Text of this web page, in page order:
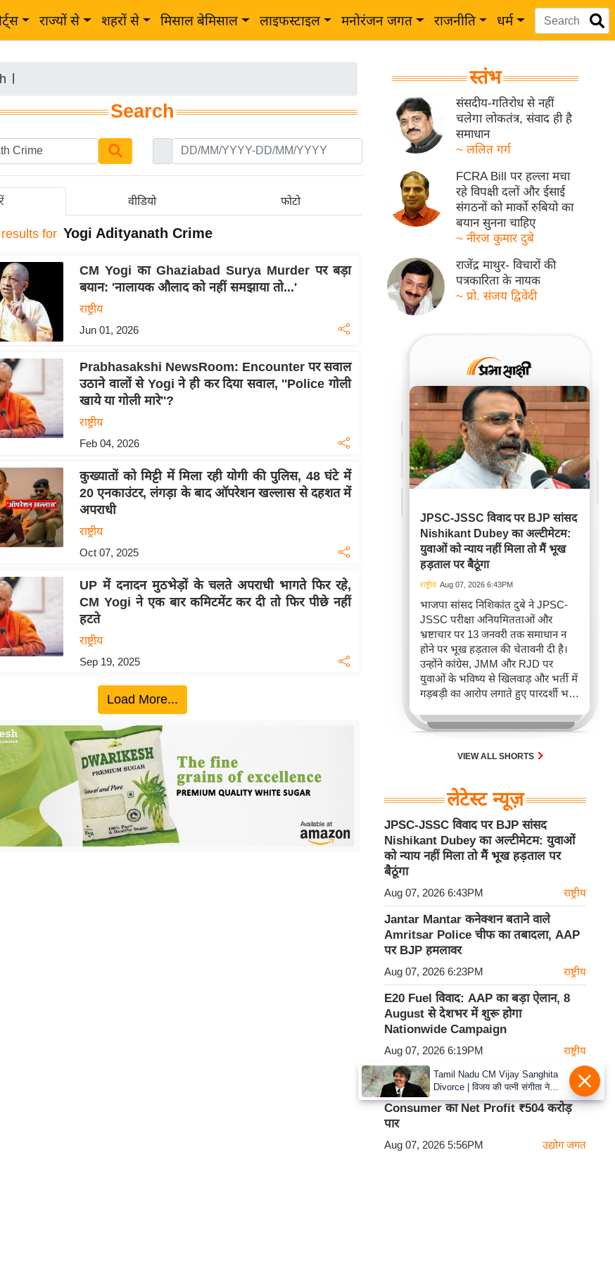
राज्यों से शहरों से मिसाल बेमिसाल लाइफस्टाइल मनोरंजन जगत राजनीति धर्म
Search
वीडियो फोटो
for Yogi Adityanath Crime
CM Yogi का Ghaziabad Surya Murder पर बड़ा
बयान: 'नालायक औलाद को नहीं समझाया तो...'
राष्ट्रीय
Jun 01, 2026
Prabhasakshi NewsRoom: Encounter पर सवाल
उठाने वालों से Yogi ने ही कर दिया सवाल, ''Police गोली
खाये या गोली मारे''?
राष्ट्रीय
Feb 04, 2026
कुख्यातों को मिट्टी में मिला रही योगी की पुलिस, 48 घंटे में
20 एनकाउंटर, लंगड़ा के बाद ऑपरेशन खल्लास से दहशत में
अपराधी
राष्ट्रीय
Oct 07, 2025
UP में दनादन मुठभेड़ों के चलते अपराधी भागते फिर रहे,
CM Yogi ने एक बार कमिटमेंट कर दी तो फिर पीछे नहीं
हटते
राष्ट्रीय
Sep 19, 2025
Load More...
स्तंभ
संसदीय-गतिरोध से नहीं
चलेगा लोकतंत्र, संवाद ही है
समाधान
~ ललित गर्ग
FCRA Bill पर हल्ला मचा
रहे विपक्षी दलों और ईसाई
संगठनों को मार्को रुबियो का
बयान सुनना चाहिए
~ नीरज कुमार दुबे
राजेंद्र माथुर- विचारों की
पत्रकारिता के नायक
~ प्रो. संजय द्विवेदी
JPSC-JSSC विवाद पर BJP सांसद
Nishikant Dubey का अल्टीमेटम:
युवाओं को न्याय नहीं मिला तो मैं भूख
हड़ताल पर बैठूंगा
राष्ट्रीय Aug 07, 2026 6:43PM
भाजपा सांसद निशिकांत दुबे ने JPSC-
JSSC परीक्षा अनियमितताओं और
भ्रष्टाचार पर 13 जनवरी तक समाधान न
होने पर भूख हड़ताल की चेतावनी दी है।
उन्होंने कांग्रेस, JMM और RJD पर
युवाओं के भविष्य से खिलवाड़ और भर्ती में
गड़बड़ी का आरोप लगाते हुए पारदर्शी भर्ती
यह चेतावनी झारखंड में नौकरी की तलाश
VIEW ALL SHORTS
लेटेस्ट न्यूज़
JPSC-JSSC विवाद पर BJP सांसद
Nishikant Dubey का अल्टीमेटम: युवाओं
को न्याय नहीं मिला तो मैं भूख हड़ताल पर
बैठूंगा
Aug 07, 2026 6:43PM राष्ट्रीय
Jantar Mantar कनेक्शन बताने वाले
Amritsar Police चीफ का तबादला, AAP
पर BJP हमलावर
Aug 07, 2026 6:23PM राष्ट्रीय
E20 Fuel विवाद: AAP का बड़ा ऐलान, 8
August से देशभर में शुरू होगा
Nationwide Campaign
Aug 07, 2026 6:19PM राष्ट्रीय
Strong Operating Performance:
महंगाई के दबाव के बावजूद Godrej
Consumer का Net Profit ₹504 करोड़
पार
Aug 07, 2026 5:56PM उद्योग जगत
Tamil Nadu CM Vijay Sanghita
Divorce | विजय की पत्नी संगीता ने
वापस ली तलाक की अर्जी, कोर्ट ने मामले
को किया निपटाया